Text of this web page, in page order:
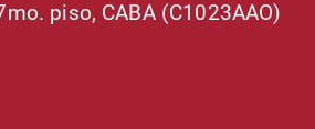
piso, CABA (C1023AAO)